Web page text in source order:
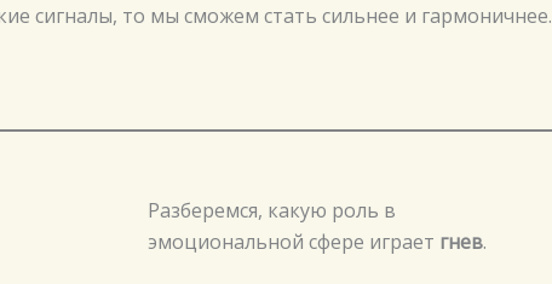
сигналы, то мы сможем стать сильнее и гармоничнее.
Разберемся, какую роль в
эмоциональной сфере играет гнев.